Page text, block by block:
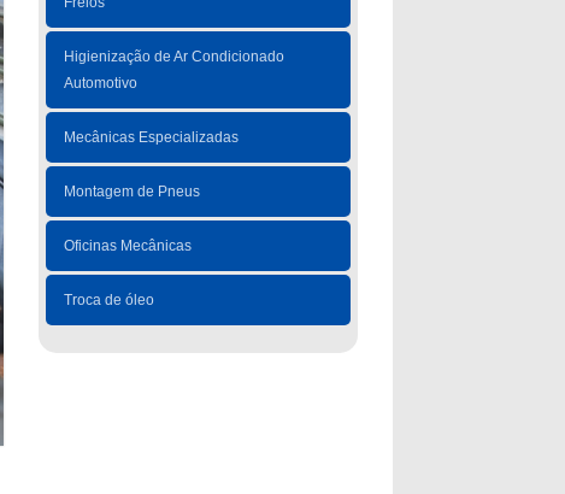
Higienização de Ar Condicionado
Automotivo
Mecânicas Especializadas
Montagem de Pneus
Oficinas Mecânicas
Troca de óleo